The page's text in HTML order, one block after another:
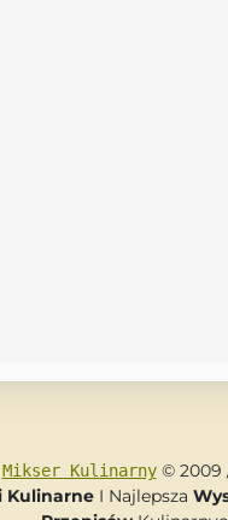
Mikser Kulinarny© 2009
Kulinarne I Najlepsza